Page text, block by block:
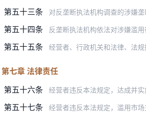
第五十三条 对反垄断执法机构调查的涉嫌垄断行为
第五十四条 反垄断执法机构依法对涉嫌滥
第五十五条 经营者、行政机关和法律、法规授权
第七章 法律责任
第五十六条
经营者违反本法规定，达成并实施垄断
第五十七条 经营者违反本法规定，滥用市场支